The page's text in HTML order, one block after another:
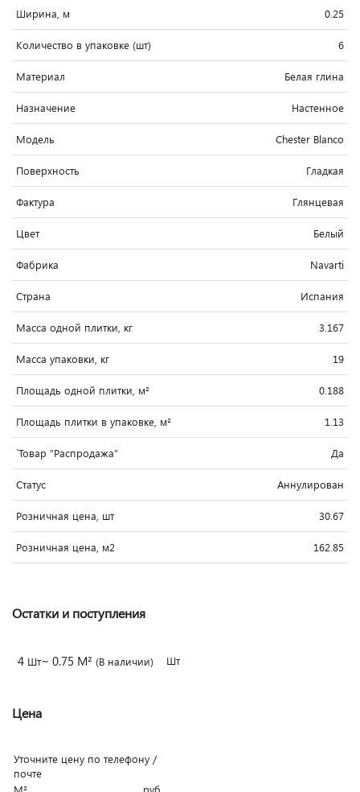
Ширина, м 0.25
Количество в упаковке (шт) 6
Материал Белая глина
Назначение Настенное
Модель Chester Blanco
Поверхность Гладкая
Фактура Глянцевая
Цвет Белый
Фабрика Navarti
Страна Испания
Масса одной плитки, кг 3.167
Масса упаковки, кг 19
Площадь одной плитки, м² 0.188
Площадь плитки в упаковке, м² 1.13
`Товар "Распродажа" Да
Статус Аннулирован
Розничная цена, шт 30.67
Розничная цена, м2 162.85
Остатки и поступления
4 Шт~ 0.75 М² (В наличии) Шт
Цена
Уточните цену по телефону /
почте